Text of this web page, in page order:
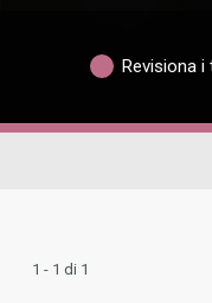
Revisiona
1 - 1 di 1